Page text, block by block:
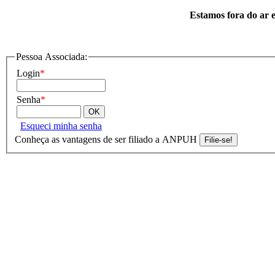
Estamos fora do ar
Pessoa Associada:
Login*
Senha*
Esqueci minha senha
Conheça as vantagens de ser filiado a ANPUH